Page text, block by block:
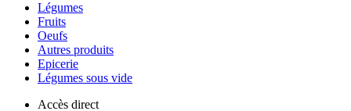
Légumes
Fruits
Oeufs
Autres produits
Epicerie
Légumes sous vide
Accès direct